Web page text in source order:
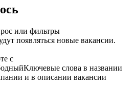
или фильтры
появляться новые вакансии.
с
Ключевые слова в названии
и в описании вакансии